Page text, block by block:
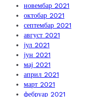
новембар 2021
октобар 2021
септембар 2021
август 2021
јул 2021
јун 2021
мај 2021
април 2021
март 2021
фебруар 2021